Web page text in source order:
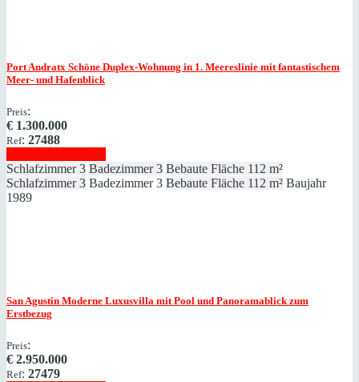
Port Andratx Schöne Duplex-Wohnung in 1. Meereslinie mit fantastischem
Meer- und Hafenblick
Preis:
€ 1.300.000
Ref: 27488
Schlafzimmer 3 Badezimmer 3 Bebaute Fläche 112 m²
Schlafzimmer 3 Badezimmer 3 Bebaute Fläche 112 m² Baujahr
1989
San Agustin Moderne Luxusvilla mit Pool und Panoramablick zum
Erstbezug
Preis:
€ 2.950.000
Ref: 27479